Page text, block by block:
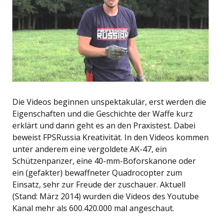
Die Videos beginnen unspektakulär, erst werden die
Eigenschaften und die Geschichte der Waffe kurz
erklärt und dann geht es an den Praxistest. Dabei
beweist FPSRussia Kreativität. In den Videos kommen
unter anderem eine vergoldete AK-47, ein
Schützenpanzer, eine 40-mm-Boforskanone oder
ein (gefakter) bewaffneter Quadrocopter zum
Einsatz, sehr zur Freude der zuschauer. Aktuell
(Stand: März 2014) wurden die Videos des Youtube
Kanal mehr als 600.420.000 mal angeschaut.